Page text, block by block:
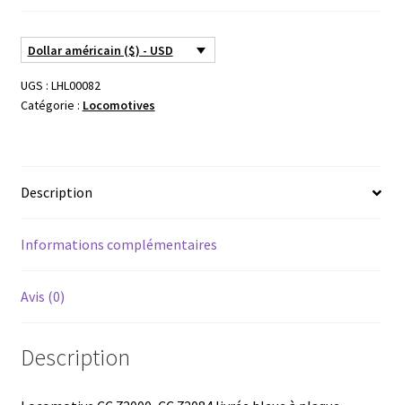
Dollar américain ($) - USD
UGS : LHL00082
Catégorie : Locomotives
Description
Informations complémentaires
Avis (0)
Description